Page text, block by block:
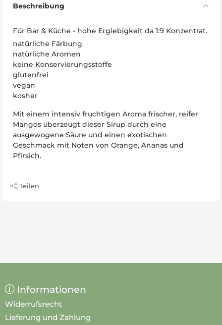
Beschreibung
Für Bar & Küche - hohe Ergiebigkeit da 1:9 Konzentrat.
natürliche Färbung
natürliche Aromen
keine Konservierungsstoffe
glutenfrei
vegan
kosher
Mit einem intensiv fruchtigen Aroma frischer, reifer
Mangos überzeugt dieser Sirup durch eine
ausgewogene Säure und einen exotischen
Geschmack mit Noten von Orange, Ananas und
Pfirsich.
Teilen
Informationen
Widerrufsrecht
Lieferung und Zahlung